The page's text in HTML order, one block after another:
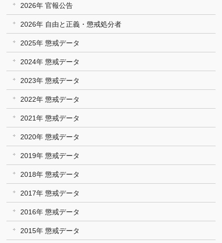
2026年 官報公告
2026年 自由と正義・懲戒処分者
2025年 懲戒データ
2024年 懲戒データ
2023年 懲戒データ
2022年 懲戒データ
2021年 懲戒データ
2020年 懲戒データ
2019年 懲戒データ
2018年 懲戒データ
2017年 懲戒データ
2016年 懲戒データ
2015年 懲戒データ